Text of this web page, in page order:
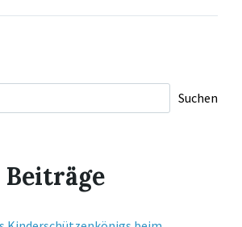
Suchen
Beiträge